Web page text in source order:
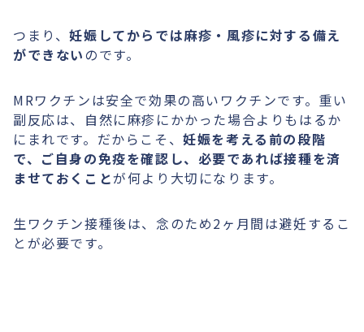
つまり、妊娠してからでは麻疹・風疹に対する備え
ができないのです。
MRワクチンは安全で効果の高いワクチンです。重い
副反応は、自然に麻疹にかかった場合よりもはるか
にまれです。だからこそ、妊娠を考える前の段階
で、ご自身の免疫を確認し、必要であれば接種を済
ませておくことが何より大切になります。
生ワクチン接種後は、念のため2ヶ月間は避妊するこ
とが必要です。